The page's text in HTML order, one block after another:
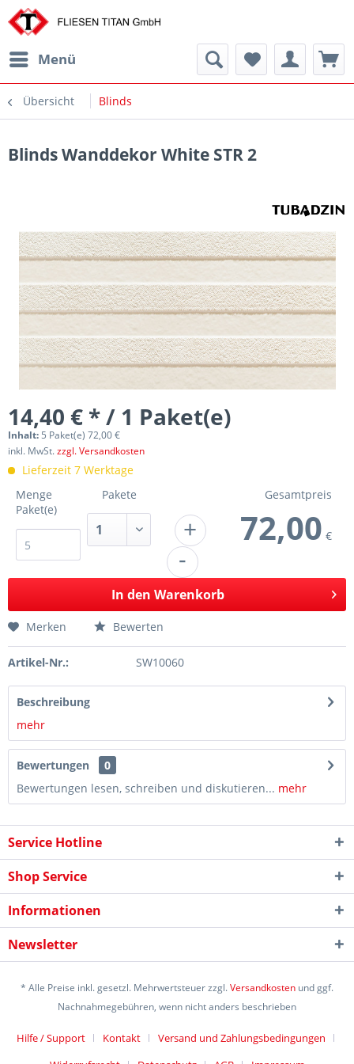
Menü
Übersicht Blinds
Blinds Wanddekor White STR 2
14,40 € * / 1 Paket(e)
Inhalt: 5 Paket(e) 72,00 €
inkl. MwSt.zzgl. Versandkosten
Lieferzeit 7 Werktage
Menge
Paket(e)
Pakete
+
-
Gesamtpreis
72,00 €
In den Warenkorb
Merken Bewerten
Artikel-Nr.: SW10060
Beschreibung
mehr
Bewertungen
0
Bewertungen lesen, schreiben und diskutieren... mehr
Service Hotline
Shop Service
Informationen
Newsletter
* Alle Preise inkl. gesetzl. Mehrwertsteuer zzgl.Versandkosten und ggf.
Nachnahmegebühren, wenn nicht anders beschrieben
Hilfe / Support Kontakt
Versand und Zahlungsbedingungen